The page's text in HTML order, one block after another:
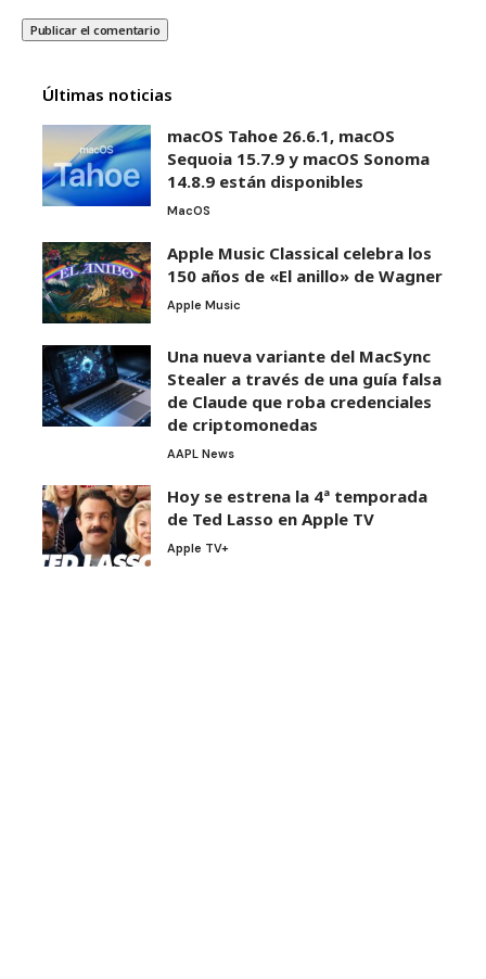
Últimas noticias
macOS Tahoe 26.6.1, macOS
Sequoia 15.7.9 y macOS Sonoma
14.8.9 están disponibles
MacOS
Apple Music Classical celebra los
150 años de «El anillo» de Wagner
Apple Music
Una nueva variante del MacSync
Stealer a través de una guía falsa
de Claude que roba credenciales
de criptomonedas
AAPL News
Hoy se estrena la 4ª temporada
de Ted Lasso en Apple TV
Apple TV+